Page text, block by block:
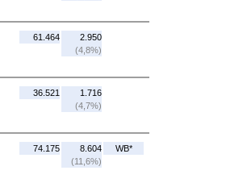
61.464
2.950
(4,8%)
36.521
1.716
(4,7%)
74.175
8.604
(11,6%)
WB*